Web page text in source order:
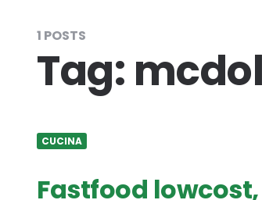
1 POSTS
Tag:
CUCINA
Fastfood